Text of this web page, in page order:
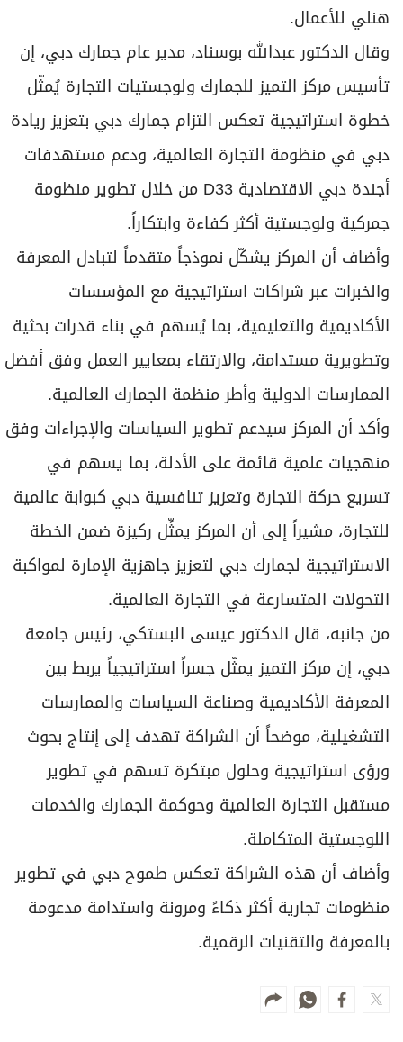
هنلي للأعمال.
وقال الدكتور عبدالله بوسناد، مدير عام جمارك دبي، إن
تأسيس مركز التميز للجمارك ولوجستيات التجارة يُمثّل
خطوة استراتيجية تعكس التزام جمارك دبي بتعزيز ريادة
دبي في منظومة التجارة العالمية، ودعم مستهدفات
أجندة دبي الاقتصادية D33 من خلال تطوير منظومة
جمركية ولوجستية أكثر كفاءة وابتكاراً.
وأضاف أن المركز يشكّل نموذجاً متقدماً لتبادل المعرفة
والخبرات عبر شراكات استراتيجية مع المؤسسات
الأكاديمية والتعليمية، بما يُسهم في بناء قدرات بحثية
وتطويرية مستدامة، والارتقاء بمعايير العمل وفق أفضل
الممارسات الدولية وأطر منظمة الجمارك العالمية.
وأكد أن المركز سيدعم تطوير السياسات والإجراءات وفق
منهجيات علمية قائمة على الأدلة، بما يسهم في
تسريع حركة التجارة وتعزيز تنافسية دبي كبوابة عالمية
للتجارة، مشيراً إلى أن المركز يمثِّل ركيزة ضمن الخطة
الاستراتيجية لجمارك دبي لتعزيز جاهزية الإمارة لمواكبة
التحولات المتسارعة في التجارة العالمية.
من جانبه، قال الدكتور عيسى البستكي، رئيس جامعة
دبي، إن مركز التميز يمثّل جسراً استراتيجياً يربط بين
المعرفة الأكاديمية وصناعة السياسات والممارسات
التشغيلية، موضحاً أن الشراكة تهدف إلى إنتاج بحوث
ورؤى استراتيجية وحلول مبتكرة تسهم في تطوير
مستقبل التجارة العالمية وحوكمة الجمارك والخدمات
اللوجستية المتكاملة.
وأضاف أن هذه الشراكة تعكس طموح دبي في تطوير
منظومات تجارية أكثر ذكاءً ومرونة واستدامة مدعومة
بالمعرفة والتقنيات الرقمية.